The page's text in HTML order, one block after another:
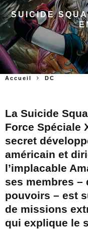
SUICIDE
Accueil DC
La Suicide
Force Spéciale
secret
américain et
l’implacable
ses membres –
pouvoirs – est
de missions
qui explique le